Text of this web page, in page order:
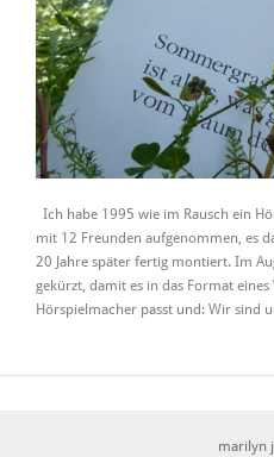
Ich habe 1995 wie im Rausch ein
mit 12 Freunden aufgenommen, es
20 Jahre später fertig montiert. Im
gekürzt, damit es in das Format
Hörspielmacher passt und: Wir sind
marilyn